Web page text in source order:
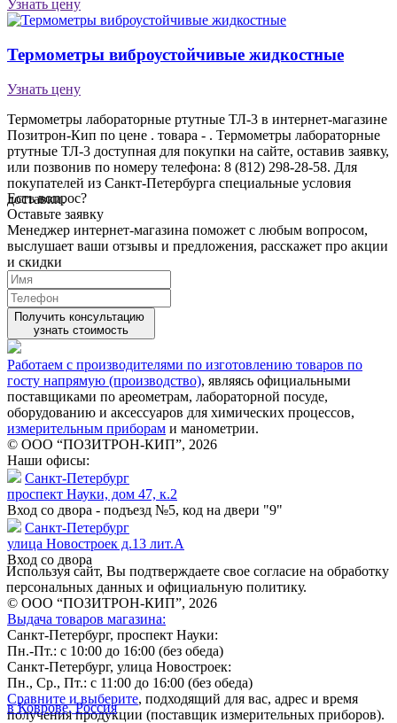
Узнать цену
Термометры виброустойчивые жидкостные
Узнать цену
Термометры лабораторные ртутные ТЛ-3 в интернет-магазине
Позитрон-Кип по цене . товара - . Термометры лабораторные
ртутные ТЛ-3 доступная для покупки на сайте, оставив заявку,
или позвонив по номеру телефона: 8 (812) 298-28-58. Для
покупателей из Санкт-Петербурга специальные условия
доставки.
Есть вопрос?
Оставьте заявку
Менеджер интернет-магазина поможет с любым вопросом,
выслушает ваши отзывы и предложения, расскажет про акции
и скидки
Получить консультацию
узнать стоимость
Работаем с производителями по изготовлению товаров по
госту напрямую (производство), являясь официальными
поставщиками по ареометрам, лабораторной посуде,
оборудованию и аксессуаров для химических процессов,
измерительным приборам и манометрии.
© ООО “ПОЗИТРОН-КИП”, 2026
Наши офисы:
Санкт-Петербург
проспект Науки, дом 47, к.2
Вход со двора - подъезд №5, код на двери "9"
Санкт-Петербург
улица Новостроек д.13 лит.А
Вход со двора
Используя сайт, Вы подтверждаете свое согласие на обработку
персональных данных и официальную политику.
© ООО “ПОЗИТРОН-КИП”, 2026
Выдача товаров магазина:
Санкт-Петербург, проспект Науки:
Пн.-Пт.: с 10:00 до 16:00 (без обеда)
Санкт-Петербург, улица Новостроек:
Пн., Ср., Пт.: с 11:00 до 16:00 (без обеда)
Сравните и выберите, подходящий для вас, адрес и время
получения продукции (поставщик измерительных приборов).
в Коврове, Россия